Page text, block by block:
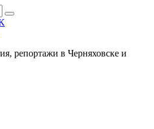
репортажи в Черняховске и